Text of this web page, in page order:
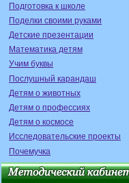
Подготовка к школе
Поделки своими руками
Детские презентации
Математика детям
Учим буквы
Послушный карандаш
Детям о животных
Детям о профессиях
Детям о космосе
Исследовательские проекты
Почемучка